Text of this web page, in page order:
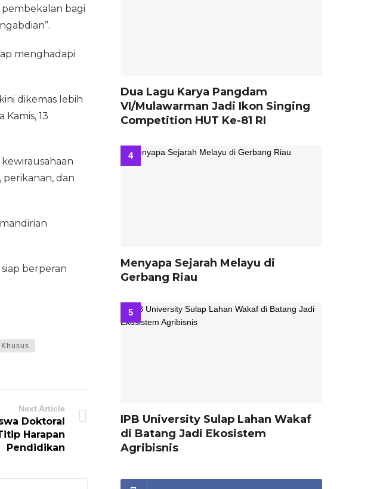
pembekalan bagi
menghadapi
dikemas lebih
13
dan
berperan
Next Article
Doktoral
Harapan
Pendidikan
Dua Lagu Karya Pangdam
VI/Mulawarman Jadi Ikon Singing
Competition HUT Ke-81 RI
Menyapa Sejarah Melayu di
Gerbang Riau
IPB University Sulap Lahan Wakaf
di Batang Jadi Ekosistem
Agribisnis